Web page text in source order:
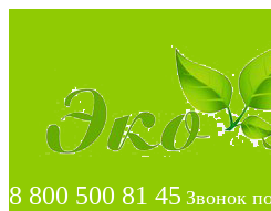
8 800 500 81 45 Звонок